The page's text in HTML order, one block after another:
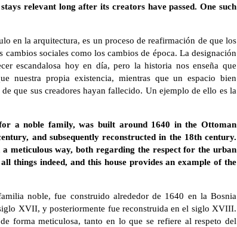
relevant long after its creators have passed. One such
en la arquitectura, es un proceso de reafirmación de que los
cambios sociales como los cambios de época. La designación
escandalosa hoy en día, pero la historia nos enseña que
nuestra propia existencia, mientras que un espacio bien
que sus creadores hayan fallecido. Un ejemplo de ello es la
a noble family, was built around 1640 in the Ottoman
and subsequently reconstructed in the 18th century.
meticulous way, both regarding the respect for the urban
things indeed, and this house provides an example of the
noble, fue construido alrededor de 1640 en la Bosnia
XVII, y posteriormente fue reconstruida en el siglo XVIII.
forma meticulosa, tanto en lo que se refiere al respeto del